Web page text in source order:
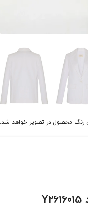
رنگ محصول در تصویر خواهد شد.